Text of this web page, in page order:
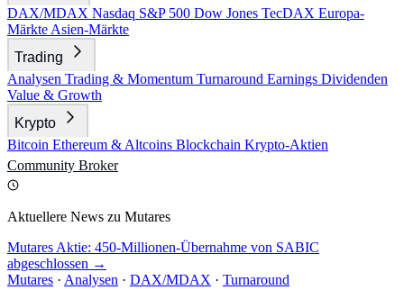
DAX/MDAX Nasdaq S&P 500 Dow Jones TecDAX Europa-
Märkte Asien-Märkte
Trading
Analysen Trading & Momentum Turnaround Earnings Dividenden
Value & Growth
Krypto
Bitcoin Ethereum & Altcoins Blockchain Krypto-Aktien
Community Broker
Aktuellere News zu Mutares
Mutares Aktie: 450-Millionen-Übernahme von SABIC
abgeschlossen →
Mutares · Analysen · DAX/MDAX · Turnaround